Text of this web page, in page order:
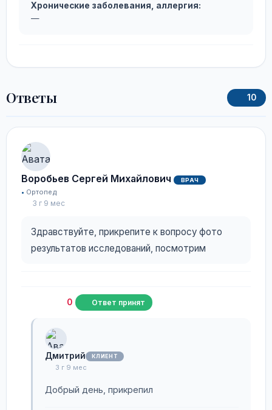
Хронические заболевания, аллергия:
—
Ответы 10
Воробьев Сергей Михайлович ВРАЧ
Ортопед
3 г 9 мес
Здравствуйте, прикрепите к вопросу фото
результатов исследований, посмотрим
0 Ответ принят
Дмитрий КЛИЕНТ
3 г 9 мес
Добрый день, прикрепил